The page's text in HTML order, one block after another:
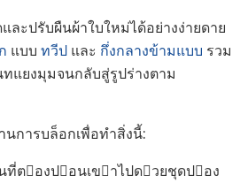
ละปรับผืนผ้าใบใหม่ได้อย่างง่ายดาย
แบบ ทวีป และ กึ่งกลางข้ามแบบ รวม
ทแยงมุมจนกลับสู่รูปร่างตาม
นการบล็อกเพื่อทำสิ่งนี้:
ที่ตองปอนเขาไปดวยชุดปอง